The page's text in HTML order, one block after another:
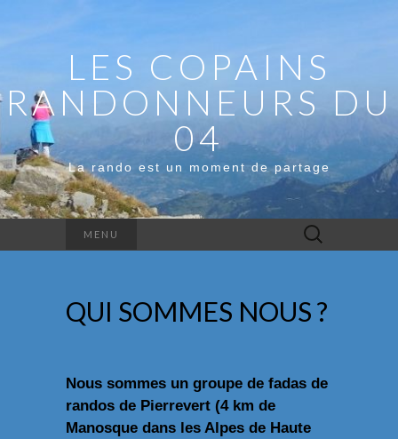
LES COPAINS
RANDONNEURS DU
04
La rando est un moment de partage
MENU Rechercher :
QUI SOMMES NOUS ?
Nous sommes un groupe de fadas de
randos de Pierrevert (4 km de
Manosque dans les Alpes de Haute